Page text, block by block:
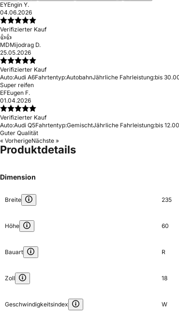
EYEngin Y.
04.06.2026
Verifizierter Kauf
👍👍
MDMijodrag D.
25.05.2026
Verifizierter Kauf
Auto:Audi A6Fahrtentyp:AutobahnJährliche Fahrleistung:bis
Super reifen
EFEugen F.
01.04.2026
Verifizierter Kauf
Auto:Audi Q5Fahrtentyp:GemischtJährliche Fahrleistung:bis
Guter Qualität
« VorherigeNächste »
Produktdetails
Dimension
Breite 235
Höhe 60
Bauart R
Zoll 18
Geschwindigkeitsindex W